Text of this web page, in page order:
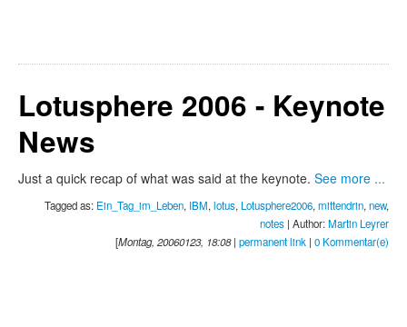
Lotusphere 2006 - Keynote
News
Just a quick recap of what was said at the keynote. See more ...
Tagged as: Ein_Tag_im_Leben, IBM,lotus, Lotusphere2006,mittendrin,new,
notes | Author:Martin Leyrer
[Montag, 20060123, 18:08| permanent link | 0 Kommentar(e)